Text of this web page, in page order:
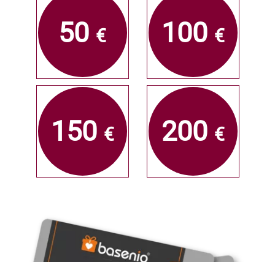
50 €
150 €
100 €
200 €